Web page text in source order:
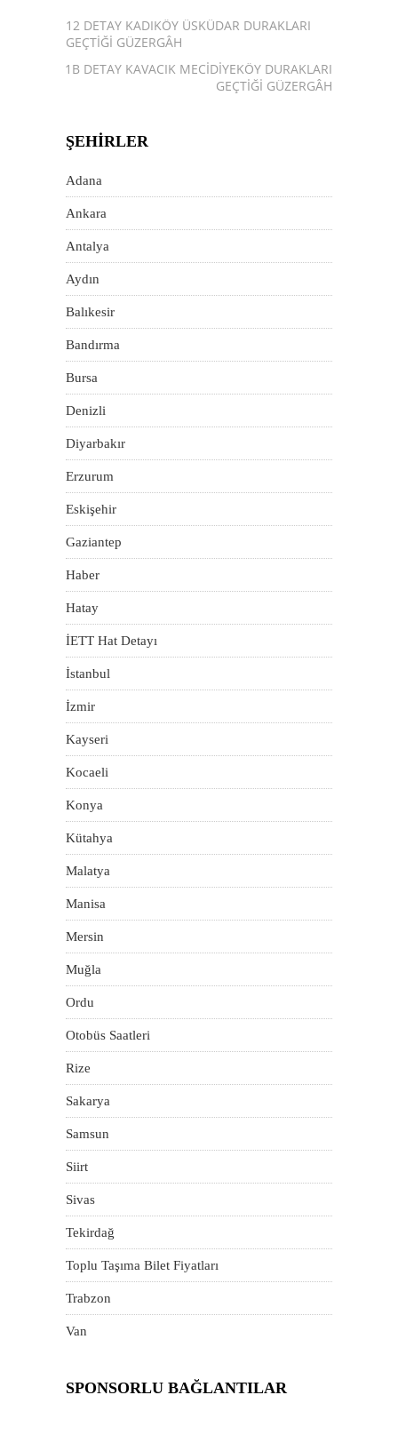
12 DETAY KADIKÖY ÜSKÜDAR DURAKLARI
GEÇTIĞI GÜZERGÂH
121B DETAY KAVACIK MECIDIYEKÖY DURAKLARI
GEÇTIĞI GÜZERGÂH
ŞEHIRLER
Adana
Ankara
Antalya
Aydın
Balıkesir
Bandırma
Bursa
Denizli
Diyarbakır
Erzurum
Eskişehir
Gaziantep
Haber
Hatay
İETT Hat Detayı
İstanbul
İzmir
Kayseri
Kocaeli
Konya
Kütahya
Malatya
Manisa
Mersin
Muğla
Ordu
Otobüs Saatleri
Rize
Sakarya
Samsun
Siirt
Sivas
Tekirdağ
Toplu Taşıma Bilet Fiyatları
Trabzon
Van
SPONSORLU BAĞLANTILAR